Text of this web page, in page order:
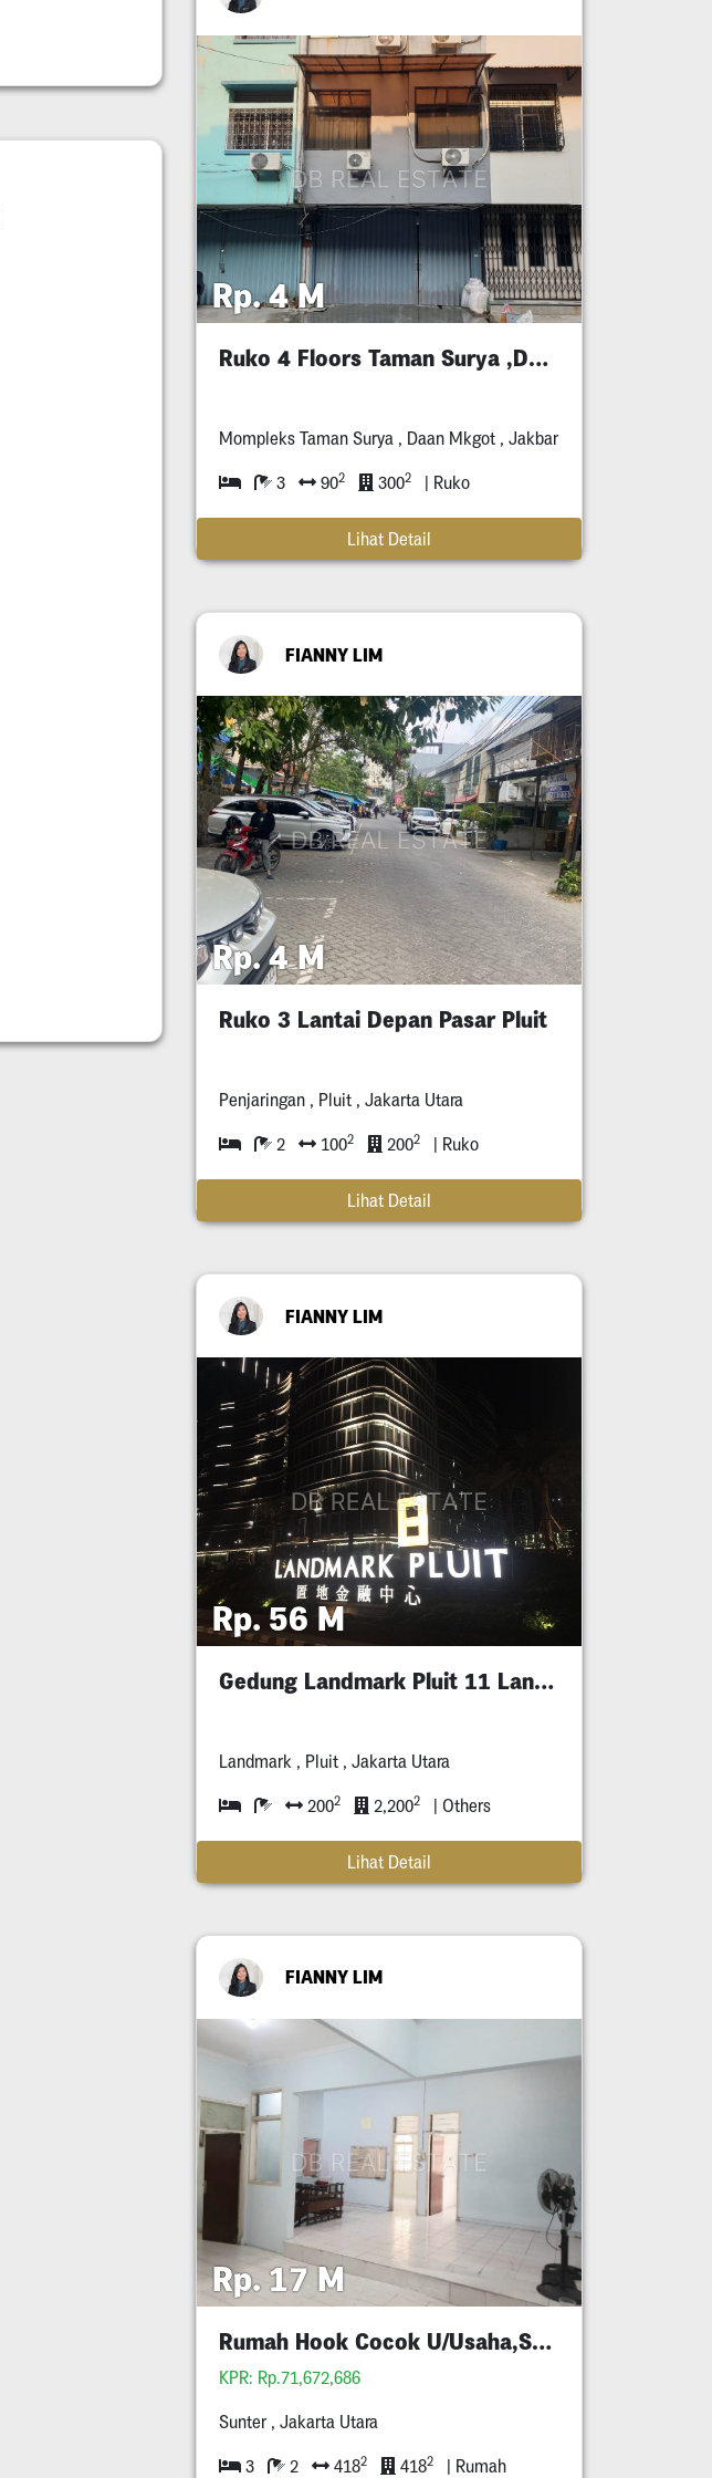
Rp. 4 M
Ruko 4 Floors Taman Surya ,Daan Mogot, Jakbar
Mompleks Taman Surya , Daan Mkgot , Jakbar
3 902 3002 | Ruko
Lihat Detail
FIANNY LIM
Rp. 4 M
Ruko 3 Lantai Depan Pasar Pluit
Penjaringan , Pluit , Jakarta Utara
2 1002 2002 | Ruko
Lihat Detail
FIANNY LIM
Rp. 56 M
Gedung Landmark Pluit 11 Lantai
Landmark , Pluit , Jakarta Utara
2002 2,2002 | Others
Lihat Detail
FIANNY LIM
Rp. 17 M
Rumah Hook Cocok U/Usaha,Sunter,Jakut
KPR: Rp.71,672,686
Sunter , Jakarta Utara
3 2 4182 4182 | Rumah